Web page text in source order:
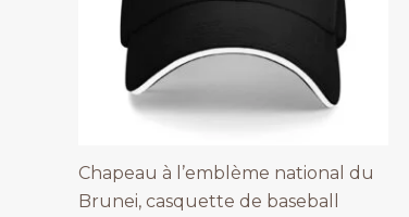
Chapeau à l’emblème national du
Brunei, casquette de baseball